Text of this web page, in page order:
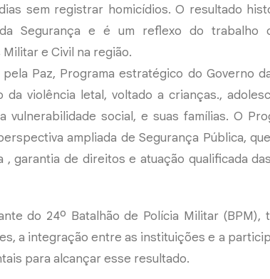
sem registrar homicídios. O resultado
Segurança e é um reflexo do trabalho
e Civil na região.
pela Paz, Programa estratégico do Governo
violência letal, voltado a crianças.,
vulnerabilidade social, e suas famílias. O
ampliada de Segurança Pública,
, garantia de direitos e atuação qualificada
do 24º Batalhão de Polícia Militar (BPM),
a integração entre as instituições e a
para alcançar esse resultado.